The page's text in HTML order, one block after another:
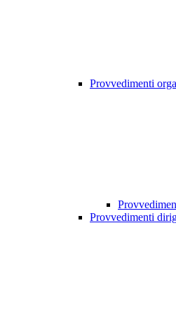
Provvedimenti
Provvedimenti